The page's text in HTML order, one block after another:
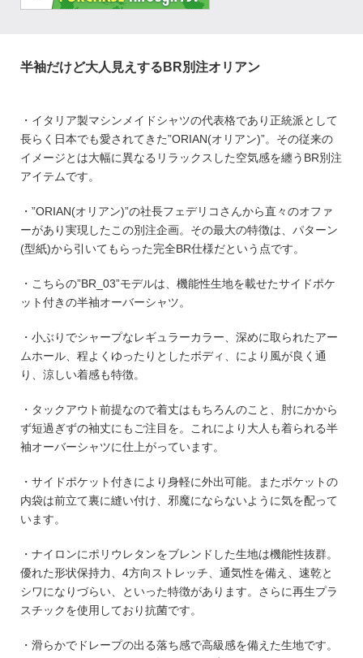
半袖だけど大人見えするBR別注オリアン
・イタリア製マシンメイドシャツの代表格であり正統派として
長らく日本でも愛されてきた”ORIAN(オリアン)”。その従来の
イメージとは大幅に異なるリラックスした空気感を纏うBR別注
アイテムです。
・”ORIAN(オリアン)”の社長フェデリコさんから直々のオファ
ーがあり実現したこの別注企画。その最大の特徴は、パターン
(型紙)から引いてもらった完全BR仕様だという点です。
・こちらの”BR_03”モデルは、機能性生地を載せたサイドポケ
ット付きの半袖オーバーシャツ。
・小ぶりでシャープなレギュラーカラー、深めに取られたアー
ムホール、程よくゆったりとしたボディ、により風が良く通
り、涼しい着感も特徴。
・タックアウト前提なので着丈はもちろんのこと、肘にかから
ず短過ぎずの袖丈にもご注目を。これにより大人も着られる半
袖オーバーシャツに仕上がっています。
・サイドポケット付きにより身軽に外出可能。またポケットの
内袋は前立て裏に縫い付け、邪魔にならないように気を配って
います。
・ナイロンにポリウレタンをブレンドした生地は機能性抜群。
優れた形状保持力、4方向ストレッチ、通気性を備え、速乾と
シワになりづらい、といった特徴があります。さらに再生プラ
スチックを使用しており抗菌です。
・滑らかでドレープの出る落ち感で高級感を備えた生地です。